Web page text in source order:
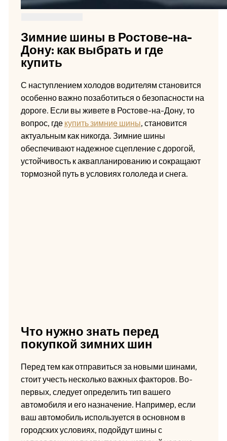
Зимние шины в Ростове-на-
Дону: как выбрать и где
купить
С наступлением холодов водителям становится
особенно важно позаботиться о безопасности на
дороге. Если вы живете в Ростове-на-Дону, то
вопрос, где купить зимние шины, становится
актуальным как никогда. Зимние шины
обеспечивают надежное сцепление с дорогой,
устойчивость к аквапланированию и сокращают
тормозной путь в условиях гололеда и снега.
Что нужно знать перед
покупкой зимних шин
Перед тем как отправиться за новыми шинами,
стоит учесть несколько важных факторов. Во-
первых, следует определить тип вашего
автомобиля и его назначение. Например, если
ваш автомобиль используется в основном в
городских условиях, подойдут шины с